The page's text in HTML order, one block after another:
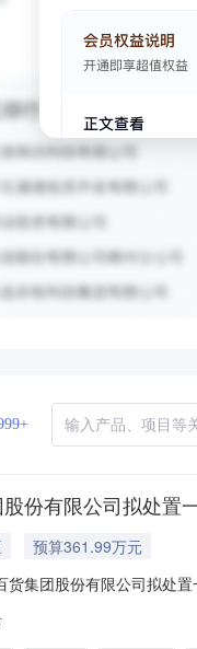
份有限公司拟处置
预算361.99万元
货集团股份有限公司拟处